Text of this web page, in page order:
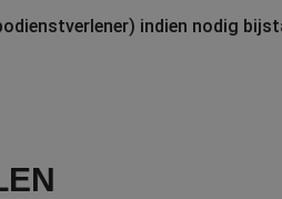
indien nodig